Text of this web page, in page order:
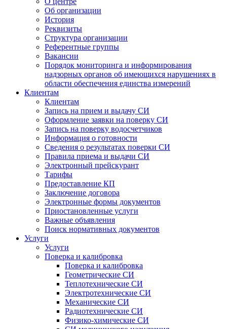
Об организации
История
Реквизиты
Структура организации
Референтные группы
Вакансии
Порядок мониторинга и информирования
надзорных органов об имеющихся нарушениях в
области обеспечения единства измерений
Клиентам
Клиентам
Запись на прием и выдачу СИ
Оформление заявки на поверку СИ
Запись на поверку водосчетчиков
Информация о готовности
Сведения о результатах поверки СИ
Правила приема и выдачи СИ
Электронный прейскурант
Тарифы
Предоставление КП
Заключение договора
Электронные формы документов
Приостановленные услуги
Важные объявления
Поиск нормативных документов
Услуги
Услуги
Поверка и калибровка
Поверка и калибровка
Геометрические СИ
Теплотехнические СИ
Электротехнические СИ
Механические СИ
Радиотехнические СИ
Физико-химические СИ